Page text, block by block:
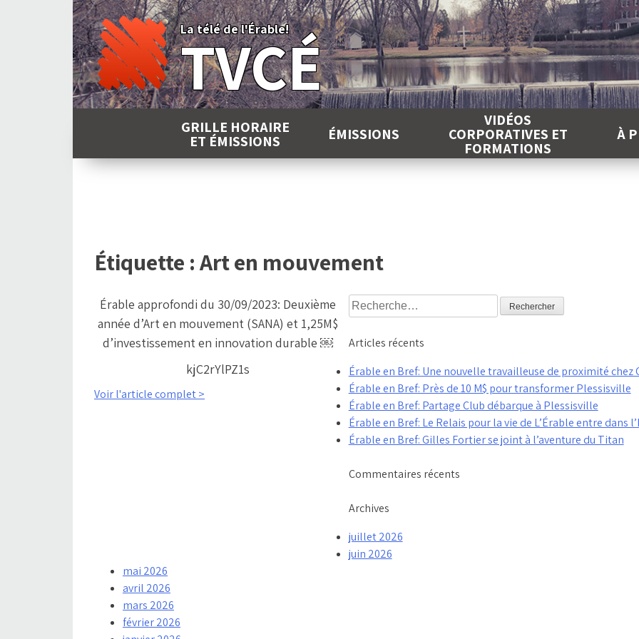
La télé de l'Érable!
TVCÉ
GRILLE HORAIRE
ET ÉMISSIONS ÉMISSIONS
VIDÉOS
CORPORATIVES ET
FORMATIONS
À
Étiquette :Art en mouvement
Érable approfondi du 30/09/2023: Deuxième
année d’Art en mouvement (SANA) et 1,25M$
d’investissement en innovation durable ￼
kjC2rYlPZ1s
Voir l'article complet >
Rechercher :
Articles récents
Érable en Bref: Une nouvelle travailleuse de proximité chez
Érable en Bref: Près de 10 M$ pour transformer Plessisville
Érable en Bref: Partage Club débarque à Plessisville
Érable en Bref: Le Relais pour la vie de L’Érable entre dans
Érable en Bref: Gilles Fortier se joint à l’aventure du Titan
Commentaires récents
Archives
juillet 2026
juin 2026
mai 2026
avril 2026
mars 2026
février 2026